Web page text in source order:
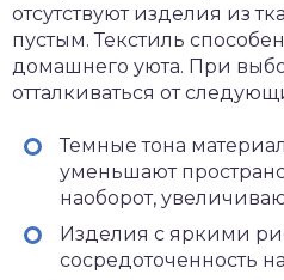
отсутствуют изделия из
пустым. Текстиль
домашнего уюта. При
отталкиваться от
Темные тона
уменьшают
наоборот,
Изделия с яркими
сосредоточенность